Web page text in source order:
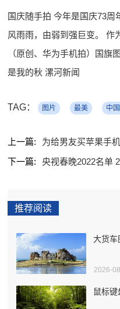
国庆随手拍 今年是国庆73周
风雨雨，由弱到强巨变。 作
（原创、华为手机拍）国旗
是我的秋 漯河新闻
TAG： 图片 最美 中国
上一篇:
为给男友买苹果手
下一篇:
央视春晚2022名单
推荐阅读
大货车
2026-
鼠标